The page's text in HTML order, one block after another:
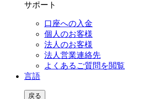
サポート
口座への入金
個人のお客様
法人のお客様
法人営業連絡先
よくあるご質問を閲覧
言語
戻る